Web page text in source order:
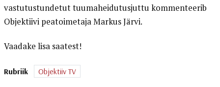
vastutustundetut tuumaheidutusjuttu kommenteerib
Objektiivi peatoimetaja Markus Järvi.
Vaadake lisa saatest!
Rubriik Objektiiv TV